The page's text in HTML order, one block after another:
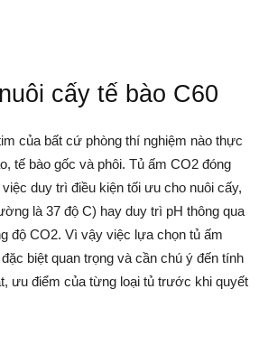
cấy tế bào C60
của bất cứ phòng thí nghiệm nào thực
tế bào gốc và phôi. Tủ ấm CO2 đóng
duy trì điều kiện tối ưu cho nuôi cấy,
là 37 độ C) hay duy trì pH thông qua
độ CO2. Vì vậy việc lựa chọn tủ ấm
biệt quan trọng và cần chú ý đến tính
ưu điểm của từng loại tủ trước khi quyết